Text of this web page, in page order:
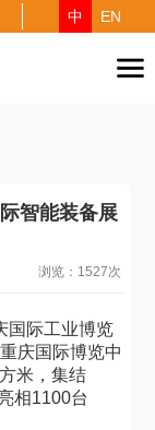
中 EN
智能装备展
浏览：1527次
国际工业博览
庆国际博览中
米，集结
相1100台